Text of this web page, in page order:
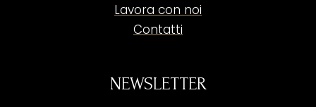
Lavora con noi
Contatti
NEWSLETTER